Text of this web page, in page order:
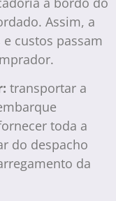
Assim, a
custos passam
transportar a
toda a
do despacho
da